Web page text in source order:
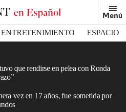
Menú
ENTRETENIMIENTO
ESPACIO
que rendirse en pelea con Ronda
vez en 17 años, fue sometida por